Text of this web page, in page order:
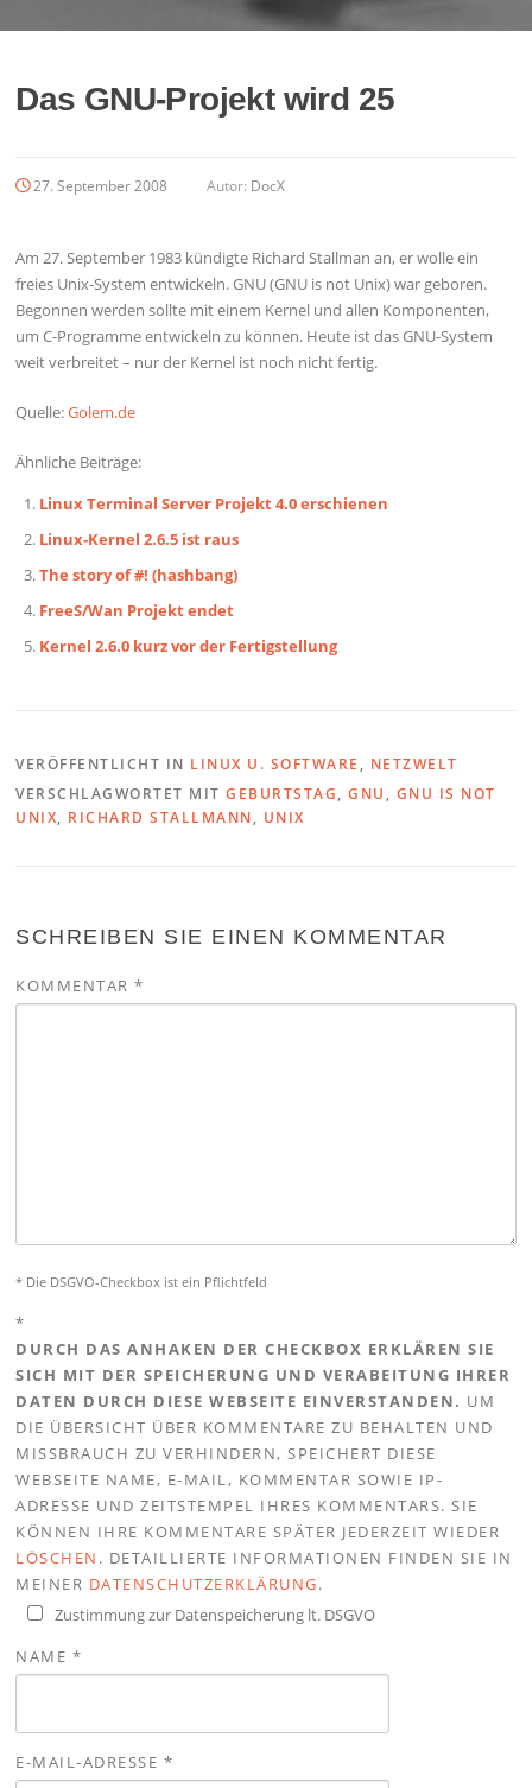
Das GNU-Projekt wird 25
27. September 2008 Autor: DocX
Am 27. September 1983 kündigte Richard Stallman an, er wolle ein
freies Unix-System entwickeln. GNU (GNU is not Unix) war geboren.
Begonnen werden sollte mit einem Kernel und allen Komponenten,
um C-Programme entwickeln zu können. Heute ist das GNU-System
weit verbreitet – nur der Kernel ist noch nicht fertig.
Quelle:Golem.de
Ähnliche Beiträge:
Linux Terminal Server Projekt 4.0 erschienen
Linux-Kernel 2.6.5 ist raus
The story of #! (hashbang)
FreeS/Wan Projekt endet
Kernel 2.6.0 kurz vor der Fertigstellung
VERÖFFENTLICHT IN LINUX U. SOFTWARE , NETZWELT
VERSCHLAGWORTET MITGEBURTSTAG,GNU , GNU IS NOT
UNIX, RICHARD STALLMANN, UNIX
SCHREIBEN SIE EINEN KOMMENTAR
KOMMENTAR*
* Die DSGVO-Checkbox ist ein Pflichtfeld
*
DURCH DAS ANHAKEN DER CHECKBOX ERKLÄREN SIE
SICH MIT DER SPEICHERUNG UND VERABEITUNG IHRER
DATEN DURCH DIESE WEBSEITE EINVERSTANDEN. UM
DIE ÜBERSICHT ÜBER KOMMENTARE ZU BEHALTEN UND
MISSBRAUCH ZU VERHINDERN, SPEICHERT DIESE
WEBSEITE NAME, E-MAIL, KOMMENTAR SOWIE IP-
ADRESSE UND ZEITSTEMPEL IHRES KOMMENTARS. SIE
KÖNNEN IHRE KOMMENTARE SPÄTER JEDERZEIT WIEDER
LÖSCHEN . DETAILLIERTE INFORMATIONEN FINDEN SIE IN
MEINER DATENSCHUTZERKLÄRUNG.
Zustimmung zur Datenspeicherung lt. DSGVO
NAME *
E-MAIL-ADRESSE *